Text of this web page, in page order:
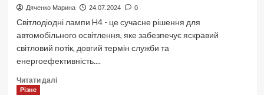
для
чоловіка:
повний
гайд
Дяченко Марина 24.07.2024 0
Світлодіодні лампи H4 - це сучасне рішення для
автомобільного освітлення, яке забезпечує яскравий
світловий потік, довгий термін служби та
енергоефективність....
Читати даліДокладніше
Різне